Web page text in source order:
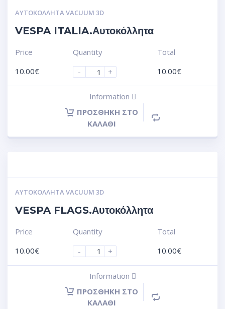
ΑΥΤΟΚΌΛΛΗΤΑ VACUUM 3D
VESPA ITALIA.Αυτοκόλλητα
Price
10.00€
Quantity
-
+
Total
10.00€
Information
ΠΡΟΣΘΉΚΗ ΣΤΟ
ΚΑΛΆΘΙ
ΑΥΤΟΚΌΛΛΗΤΑ VACUUM 3D
VESPA FLAGS.Αυτοκόλλητα
Price
10.00€
Quantity
-
+
Total
10.00€
Information
ΠΡΟΣΘΉΚΗ ΣΤΟ
ΚΑΛΆΘΙ